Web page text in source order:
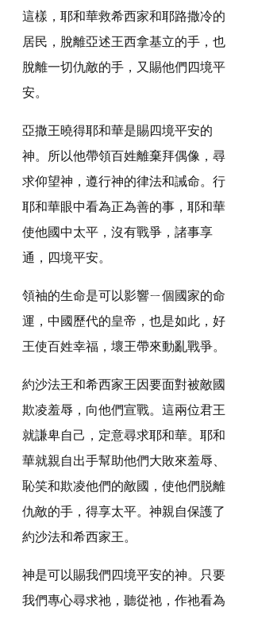
這樣，耶和華救希西家和耶路撒冷的
居民，脫離亞述王西拿基立的手，也
脫離一切仇敵的手，又賜他們四境平
安。
亞撒王曉得耶和華是賜四境平安的
神。所以他帶領百姓離棄拜偶像，尋
求仰望神，遵行神的律法和誡命。行
耶和華眼中看為正為善的事，耶和華
使他國中太平，沒有戰爭，諸事享
通，四境平安。
領袖的生命是可以影響ㄧ個國家的命
運，中國歷代的皇帝，也是如此，好
王使百姓幸福，壞王帶來動亂戰爭。
約沙法王和希西家王因要面對被敵國
欺凌羞辱，向他們宣戰。這兩位君王
就謙卑自己，定意尋求耶和華。耶和
華就親自出手幫助他們大敗來羞辱、
恥笑和欺凌他們的敵國，使他們脱離
仇敵的手，得享太平。神親自保護了
約沙法和希西家王。
神是可以賜我們四境平安的神。只要
我們專心尋求祂，聽從祂，作祂看為